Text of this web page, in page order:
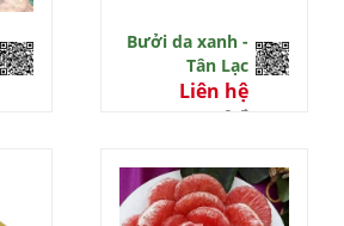
Bưởi da xanh -
Tân Lạc
Liên hệ
0 đ